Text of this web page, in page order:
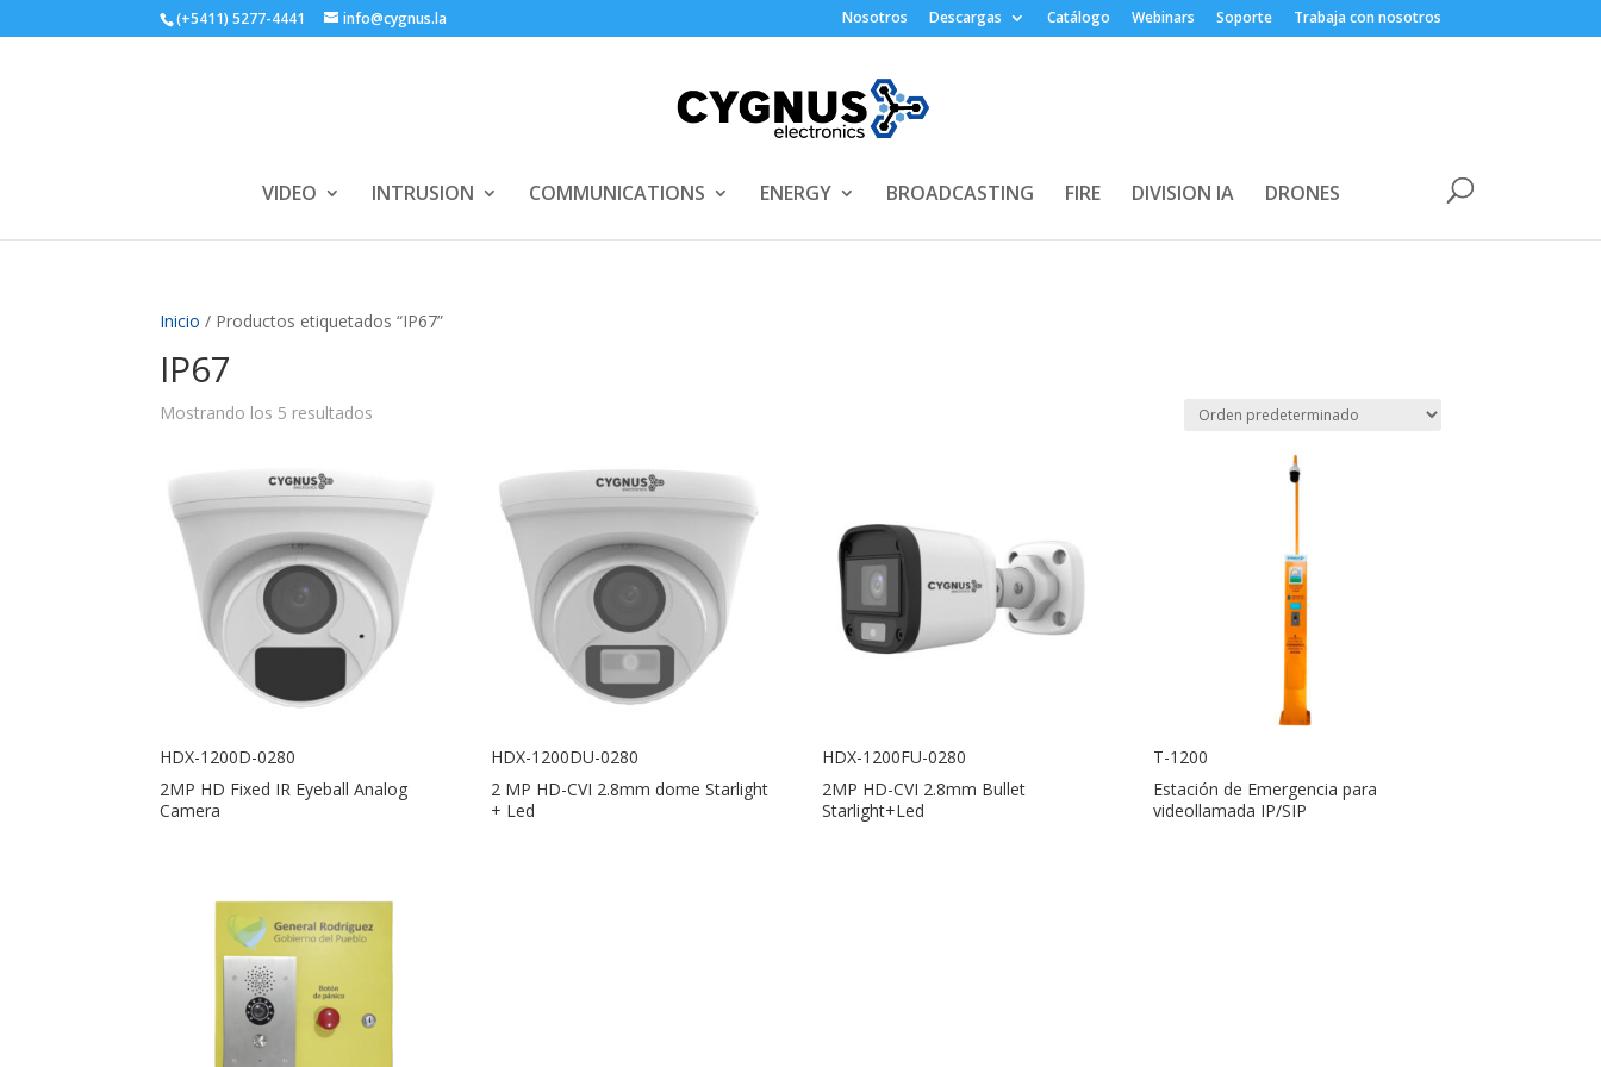
(+5411) 5277-4441 info@cygnus.la Nosotros Descargas Catálogo Webinars Soporte Trabaja con nosotros
VIDEO INTRUSION COMMUNICATIONS ENERGY BROADCASTING FIRE DIVISION IA DRONES
Inicio / Productos etiquetados “IP67”
IP67
Mostrando los 5 resultados
HDX-1200D-0280
2MP HD Fixed IR Eyeball Analog
Camera
HDX-1200DU-0280
2 MP HD-CVI 2.8mm dome Starlight
+ Led
HDX-1200FU-0280
2MP HD-CVI 2.8mm Bullet
Starlight+Led
T-1200
Estación de Emergencia para
videollamada IP/SIP